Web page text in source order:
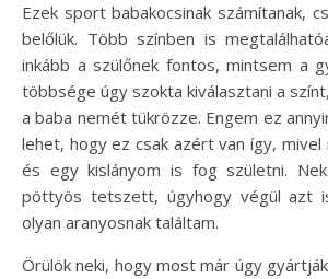
Ezek sport babakocsinak számítanak,
belőlük. Több színben is
inkább a szülőnek fontos, mintsem a
többsége úgy szokta kiválasztani a
a baba nemét tükrözze. Engem ez
lehet, hogy ez csak azért van így, mivel
és egy kislányom is fog születni.
pöttyös tetszett, úgyhogy végül azt
olyan aranyosnak találtam.
Örülök neki, hogy most már úgy